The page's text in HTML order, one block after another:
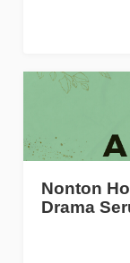
Nonton
Drama